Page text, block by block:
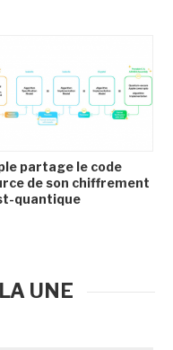
partage le code
de son chiffrement
quantique
UNE